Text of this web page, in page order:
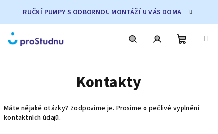
obsah
RUČNÍ PUMPY S ODBORNOU MONTÁŽÍ U VÁS DOMA
Kontakty
Máte nějaké otázky? Zodpovíme je. Prosíme o pečlivé vyplnění
kontaktních údajů.